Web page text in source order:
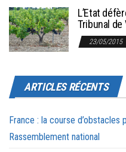
L’Etat
Tribunal
23/05/2015
ARTICLES RÉCENTS
France : la course d’obstacles
Rassemblement national